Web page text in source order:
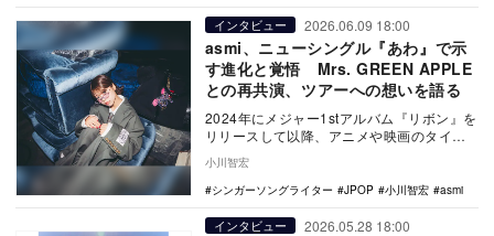
インタビュー 2026.06.09 18:00
asmi、ニューシングル『あわ』で示
す進化と覚悟 Mrs. GREEN APPLE
との再共演、ツアーへの想いを語る
2024年にメジャー1stアルバム『リボン』を
リリースして以降、アニメや映画のタイア
ップや海外でのライブなど、一歩ずつ活躍
の場を…
小川智宏
シンガーソングライター
JPOP 小川智宏 asmi
インタビュー 2026.05.28 18:00